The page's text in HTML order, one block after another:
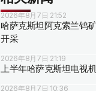
2026年8月7日 21:52
哈萨克斯坦阿克索兰钨
开采
2026年8月7日 21:19
上半年哈萨克斯坦电视
2026年8月7日 10:36